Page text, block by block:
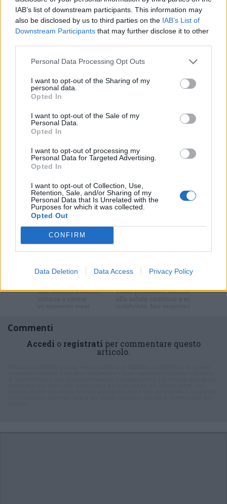
IAB’s list of downstream participants. This information may
also be disclosed by us to third parties on the IAB’s List of
Downstream Participants that may further disclose it to other
Personal Data Processing Opt Outs
I want to opt-out of the Sharing of my
personal data.
Opted In
I want to opt-out of the Sale of my
Personal Data.
Opted In
I want to opt-out of processing my
Personal Data for Targeted Advertising.
Opted In
I want to opt-out of Collection, Use,
Retention, Sale, and/or Sharing of my
Personal Data that Is Unrelated with the
Purposes for which it was collected.
Opted Out
CONFIRM
Data Deletion Data Access Privacy Policy
info@legnanonews.com
Noi della redazione di LegnanoNews abbiamo a cuore
PIÙ INFORMAZIONI SU
istituto bernocchi legnano
LEGGI GLI ALTRI ARTICOLI DI
Selezioniamo per te
Iscriviti alla
newsletter
Commenti
Accedi o registrati per commentare questo
articolo.